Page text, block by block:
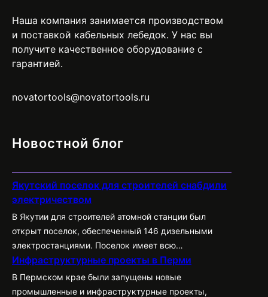
Наша компания занимается производством
и поставкой кабельных лебедок. У нас вы
получите качественное оборудование с
гарантией.
novatortools@novatortools.ru
Новостной блог
Якутский поселок для строителей снабдили
электричеством
В Якутии для строителей атомной станции был
открыт поселок, обеспеченный 146 дизельными
электростанциями. Поселок имеет всю
необходимую инфраструктуру, включая
администрацию, общежития, медицинский пункт,
баню и магазины.
Инфраструктурные проекты в Перми
В Пермском крае были запущены новые
промышленные и инфраструктурные проекты,